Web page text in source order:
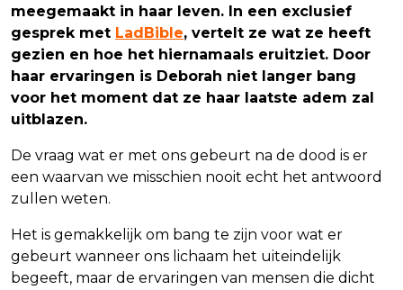
meegemaakt in haar leven. In een exclusief
gesprek met LadBible, vertelt ze wat ze heeft
gezien en hoe het hiernamaals eruitziet. Door
haar ervaringen is Deborah niet langer bang
voor het moment dat ze haar laatste adem zal
uitblazen.
De vraag wat er met ons gebeurt na de dood is er
een waarvan we misschien nooit echt het antwoord
zullen weten.
Het is gemakkelijk om bang te zijn voor wat er
gebeurt wanneer ons lichaam het uiteindelijk
begeeft, maar de ervaringen van mensen die dicht